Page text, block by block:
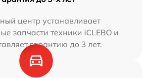
центр устанавливает
запчасти техники iCLEBO и
гарантию до 3 лет.